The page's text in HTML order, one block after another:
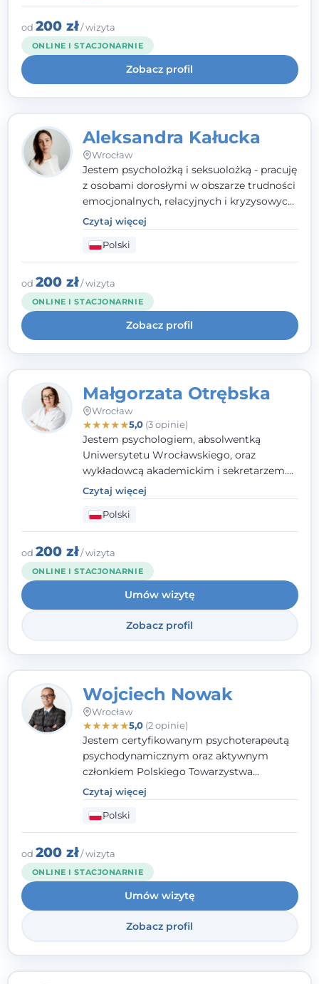
uważnością, empatią i głębokim
szacunkiem dla indywidualnej historii
każdego człowieka. Jestem w trakcie
czteroletniej szkoły psychoterapii
poznawczo-behawioralnej
rekomendowanej przez PTTPB.
od 200 zł/ wizyta
ONLINE I STACJONARNIE
Zobacz profil
Aleksandra Kałucka
Wrocław
Jestem psycholożką i seksuolożką - pracuję
z osobami dorosłymi w obszarze trudności
emocjonalnych, relacyjnych i kryzysowych,
w tym z osobami po doświadczeniach
przemocy. Ukończyłam psychologię
kliniczną oraz studia podyplomowe z
interwencji kryzysowej i seksuologii
klinicznej na SWPS we Wrocławiu. W pracy
kieruję się empatią, etyką zawodową i
uważnością na potrzeby klienta.
Czytaj więcej
Polski
od 200 zł/ wizyta
ONLINE I STACJONARNIE
Zobacz profil
Małgorzata Otrębska
Wrocław
★★★★★5,0(3 opinie)
Jestem psychologiem, absolwentką
Uniwersytetu Wrocławskiego, oraz
wykładowcą akademickim i sekretarzem.
Dodatkowo mam kwalifikacje mediatora,
specjalizując się w sprawach rodzinnych,
cywilnych oraz karnych.
Czytaj więcej
Polski
od 200 zł/ wizyta
ONLINE I STACJONARNIE
Umów wizytę
Zobacz profil
Wojciech Nowak
Wrocław
★★★★★5,0(2 opinie)
Jestem certyfikowanym psychoterapeutą
psychodynamicznym oraz aktywnym
członkiem Polskiego Towarzystwa
Psychoterapii Psychodynamicznej. W
mojej pracy zawodowej kładę duży nacisk
na uważne słuchanie Pacjenta. Interesuje
mnie szczególnie psychoterapia zaburzeń
osobowości, zaburzeń nerwicowych i
lękowych, a także zagadnienia związane z
małżeństwem i rodziną, w tym problemy w
relacjach rodzinnych. Nie specjalizuję się w
uzależnieniach.
Czytaj więcej
Polski
od 200 zł/ wizyta
ONLINE I STACJONARNIE
Umów wizytę
Zobacz profil